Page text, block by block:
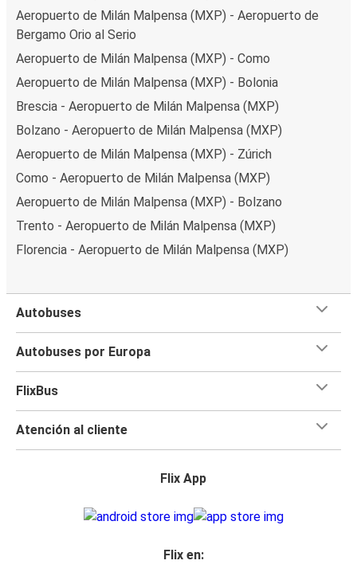
Aeropuerto de Milán Malpensa (MXP) - Aeropuerto de
Bergamo Orio al Serio
Aeropuerto de Milán Malpensa (MXP) - Como
Aeropuerto de Milán Malpensa (MXP) - Bolonia
Brescia - Aeropuerto de Milán Malpensa (MXP)
Bolzano - Aeropuerto de Milán Malpensa (MXP)
Aeropuerto de Milán Malpensa (MXP) - Zúrich
Como - Aeropuerto de Milán Malpensa (MXP)
Aeropuerto de Milán Malpensa (MXP) - Bolzano
Trento - Aeropuerto de Milán Malpensa (MXP)
Florencia - Aeropuerto de Milán Malpensa (MXP)
Autobuses
Autobuses por Europa
FlixBus
Atención al cliente
Flix App
Flix en: